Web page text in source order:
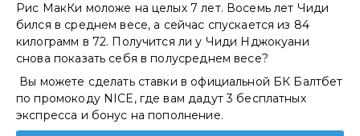
Рис МакКи моложе на целых 7 лет. Восемь лет Чиди
бился в среднем весе, а сейчас спускается из 84
килограмм в 72. Получится ли у Чиди Нджокуани
снова показать себя в полусреднем весе?
Вы можете сделать ставки в официальной БК Балтбет
по промокоду NICE, где вам дадут 3 бесплатных
экспресса и бонус на пополнение.